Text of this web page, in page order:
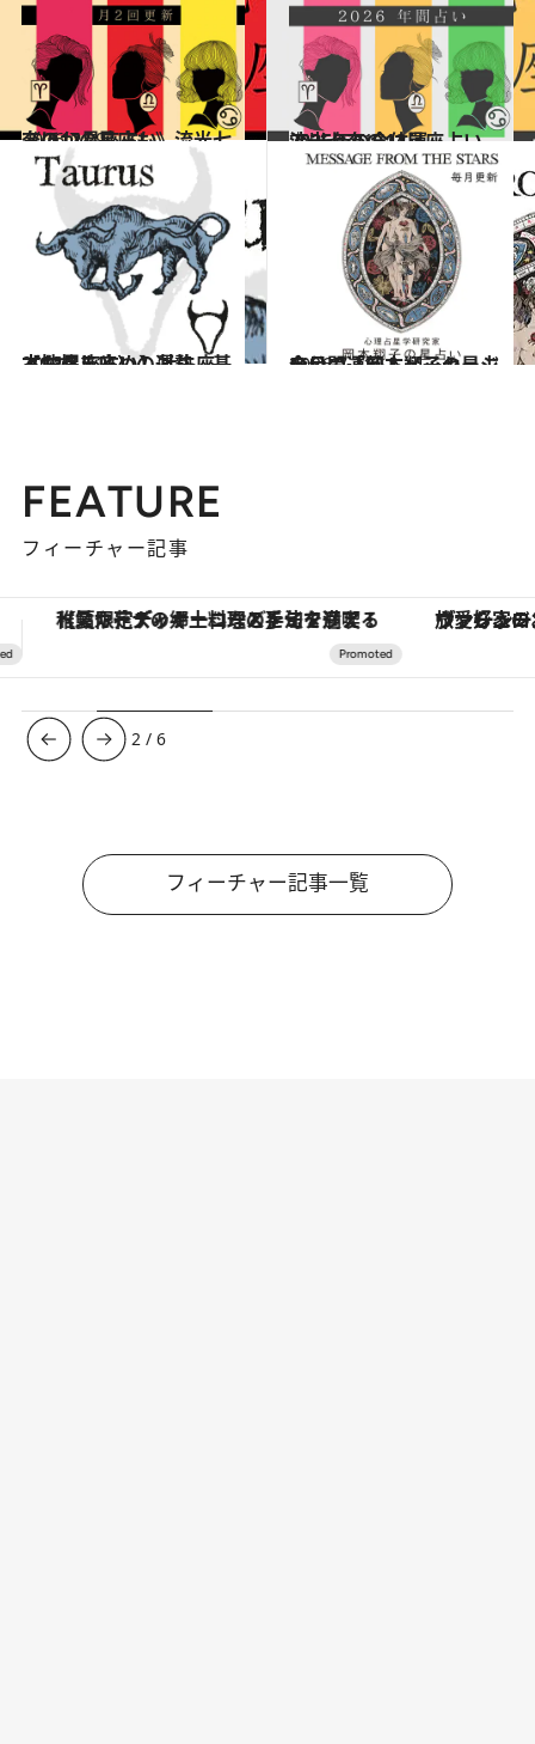
2026.7.29
《ほかの星座も》流光七奈の12星座占い
占い 2025.12.17
流光七奈の12星座占い 2026年の全体運
占い
2021.12.1
【12星座占い】牡牛座（おうし座）の運勢、基本性格まとめ
占い 2026.7.31
今月の運勢＆メッセージを公開「岡本翔子の星占い」
占い
FEATURE
フィーチャー記事
ヴァシュロン・コンスタンタン「オーヴァーシーズ・オートマティック」。旅愛好家のお気に入りコレクションから、ジェンダーレスな新作が登場 【銀座で出合う最旬美容】美髪ケアや上質
3 /6
フィーチャー記事一覧